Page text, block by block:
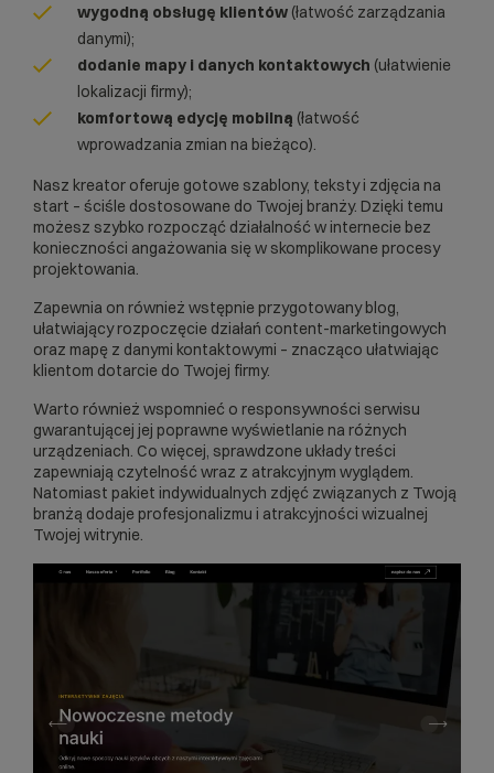
wygodną obsługę klientów (łatwość zarządzania
danymi);
dodanie mapy i danych kontaktowych (ułatwienie
lokalizacji firmy);
komfortową edycję mobilną (łatwość
wprowadzania zmian na bieżąco).
Nasz kreator oferuje gotowe szablony, teksty i zdjęcia na
start – ściśle dostosowane do Twojej branży. Dzięki temu
możesz szybko rozpocząć działalność w internecie bez
konieczności angażowania się w skomplikowane procesy
projektowania.
Zapewnia on również wstępnie przygotowany blog,
ułatwiający rozpoczęcie działań content-marketingowych
oraz mapę z danymi kontaktowymi – znacząco ułatwiając
klientom dotarcie do Twojej firmy.
Warto również wspomnieć o responsywności serwisu
gwarantującej jej poprawne wyświetlanie na różnych
urządzeniach. Co więcej, sprawdzone układy treści
zapewniają czytelność wraz z atrakcyjnym wyglądem.
Natomiast pakiet indywidualnych zdjęć związanych z Twoją
branżą dodaje profesjonalizmu i atrakcyjności wizualnej
Twojej witrynie.